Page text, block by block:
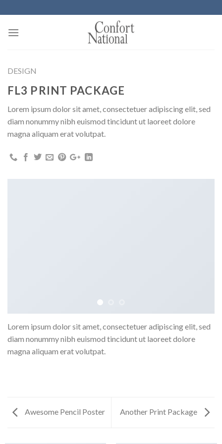
to
content
DESIGN
FL3 PRINT PACKAGE
Lorem ipsum dolor sit amet, consectetuer adipiscing elit, sed
diam nonummy nibh euismod tincidunt ut laoreet dolore
magna aliquam erat volutpat.
Lorem ipsum dolor sit amet, consectetuer adipiscing elit, sed
diam nonummy nibh euismod tincidunt ut laoreet dolore
magna aliquam erat volutpat.
Awesome Pencil Poster Another Print Package